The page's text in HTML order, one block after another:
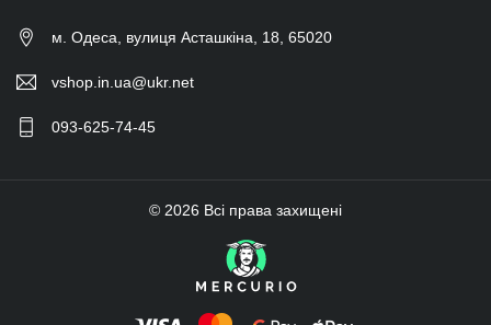
м. Одеса, вулиця Асташкіна, 18, 65020
vshop.in.ua@ukr.net
093-625-74-45
© 2026 Всі права захищені